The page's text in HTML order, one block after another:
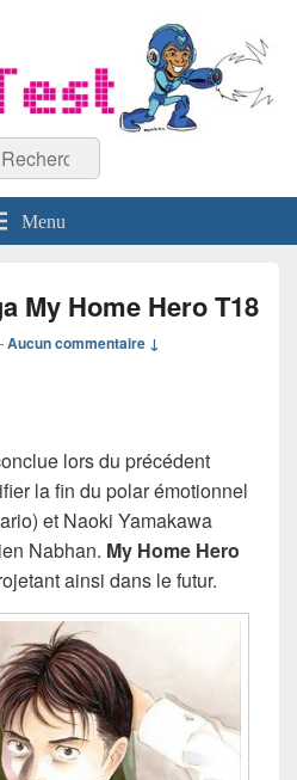
:
Rechercher
Menu
My Home Hero T18
Aucun commentaire ↓
lors du précédent
la fin du polar émotionnel
et Naoki Yamakawa
Nabhan. My Home Hero
ainsi dans le futur.